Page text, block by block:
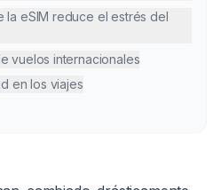
la eSIM reduce el estrés del
vuelos internacionales
en los viajes